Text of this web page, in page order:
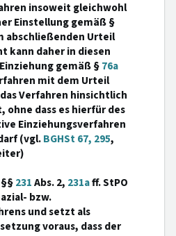
insoweit gleichwohl
Einstellung gemäß §
abschließenden Urteil
kann daher in diesen
gemäß §76a
mit dem Urteil
Verfahren hinsichtlich
dass es hierfür des
Einziehungsverfahren
(vgl.BGHSt 67, 295,
231Abs. 2, 231aff. StPO
bzw.
und setzt als
voraus, dass der